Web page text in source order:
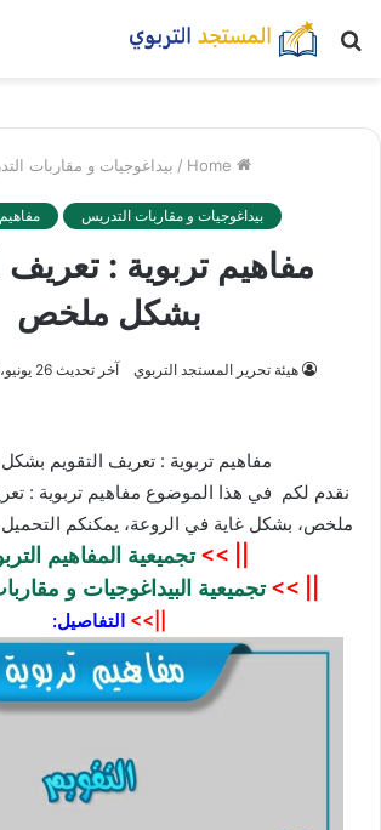
بحث
/ بيداغوجيات و مقاربات
بيداغوجيات و مقاربات التدريس
مفاهيم تربوية : تعريف
بشكل ملخص
هيئة تحرير المستجد التربوي آخر تحديث 26 يونيو، 2023
مفاهيم تربوية : تعريف التقويم
نقدم لكم في هذا الموضوع مفاهيم تربوية :
ملخص، بشكل غاية في الروعة، يمكنكم
|| >>تجميعية المفاهيم
|| >>تجميعية البيداغوجيات و
||>> التفاصيل: